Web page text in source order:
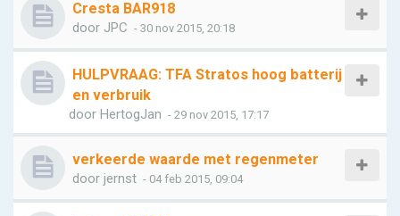
Cresta BAR918
door JPC - 30 nov 2015, 20:18
HULPVRAAG: TFA Stratos hoog batterij
en verbruik
door HertogJan - 29 nov 2015, 17:17
verkeerde waarde met regenmeter
door jernst - 04 feb 2015, 09:04